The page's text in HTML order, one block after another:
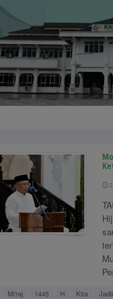
Mi'raj 1445 H Kita